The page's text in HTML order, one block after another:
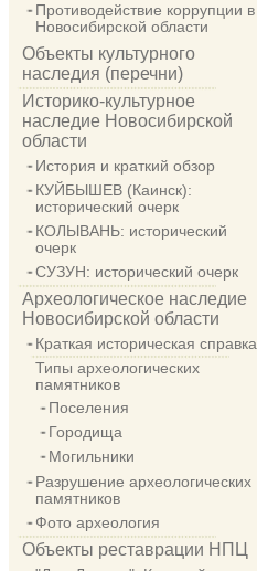
Противодействие коррупции в
Новосибирской области
Объекты культурного
наследия (перечни)
Историко-культурное
наследие Новосибирской
области
История и краткий обзор
КУЙБЫШЕВ (Каинск):
исторический очерк
КОЛЫВАНЬ: исторический
очерк
СУЗУН: исторический очерк
Археологическое наследие
Новосибирской области
Краткая историческая справка
Типы археологических
памятников
Поселения
Городища
Могильники
Разрушение археологических
памятников
Фото археология
Объекты реставрации НПЦ